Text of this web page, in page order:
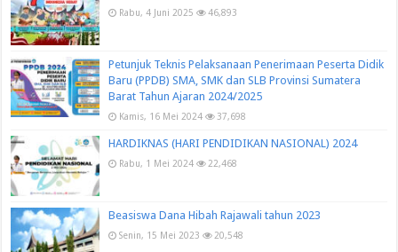
Rabu, 4 Juni 2025 46,893
Petunjuk Teknis Pelaksanaan Penerimaan Peserta Didik
Baru (PPDB) SMA, SMK dan SLB Provinsi Sumatera
Barat Tahun Ajaran 2024/2025
Kamis, 16 Mei 2024 37,698
HARDIKNAS (HARI PENDIDIKAN NASIONAL) 2024
Rabu, 1 Mei 2024 22,468
Beasiswa Dana Hibah Rajawali tahun 2023
Senin, 15 Mei 2023 20,548